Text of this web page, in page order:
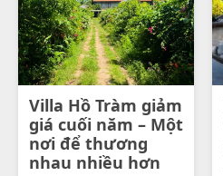
Villa Hồ Tràm giảm
giá cuối năm – Một
nơi để thương
nhau nhiều hơn